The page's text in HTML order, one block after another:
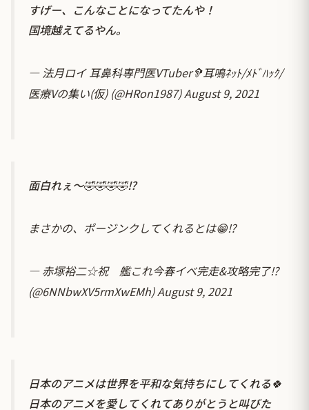
すげー、こんなことになってたんや！
国境越えてるやん。
— 法月ロイ 耳鼻科専門医VTuber🦻耳鳴ﾈｯﾄ/ﾒﾄﾞﾊｯｸ/
医療Vの集い(仮) (@HRon1987)August 9, 2021
面白れぇ～🤣🤣🤣🤣⁉️
まさかの、ポージンクしてくれるとは😁⁉️
— 赤塚裕二☆祝 艦これ今春イベ完走&攻略完了⁉️
(@6NNbwXV5rmXwEMh)August 9, 2021
日本のアニメは世界を平和な気持ちにしてくれる🍀
日本のアニメを愛してくれてありがとうと叫びた